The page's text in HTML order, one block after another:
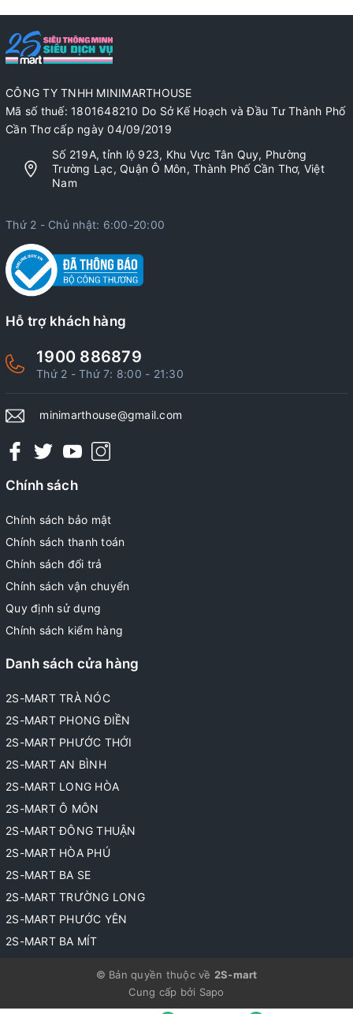
CÔNG TY TNHH MINIMARTHOUSE
Mã số thuế: 1801648210 Do Sở Kế Hoạch và Đầu Tư Thành Phố
Cần Thơ cấp ngày 04/09/2019
Số 219A, tỉnh lộ 923, Khu Vực Tân Quy, Phường
Trường Lạc, Quận Ô Môn, Thành Phố Cần Thơ, Việt
Nam
Thứ 2 - Chủ nhật: 6:00-20:00
Hỗ trợ khách hàng
1900 886879
Thứ 2 - Thứ 7: 8:00 - 21:30
minimarthouse@gmail.com
Chính sách
Chính sách bảo mật
Chính sách thanh toán
Chính sách đổi trả
Chính sách vận chuyển
Quy định sử dụng
Chính sách kiểm hàng
Danh sách cửa hàng
2S-MART TRÀ NÓC
2S-MART PHONG ĐIỀN
2S-MART PHƯỚC THỚI
2S-MART AN BÌNH
2S-MART LONG HÒA
2S-MART Ô MÔN
2S-MART ĐÔNG THUẬN
2S-MART HÒA PHÚ
2S-MART BA SE
2S-MART TRƯỜNG LONG
2S-MART PHƯỚC YÊN
2S-MART BA MÍT
© Bản quyền thuộc về 2S-mart
Cung cấp bởi Sapo